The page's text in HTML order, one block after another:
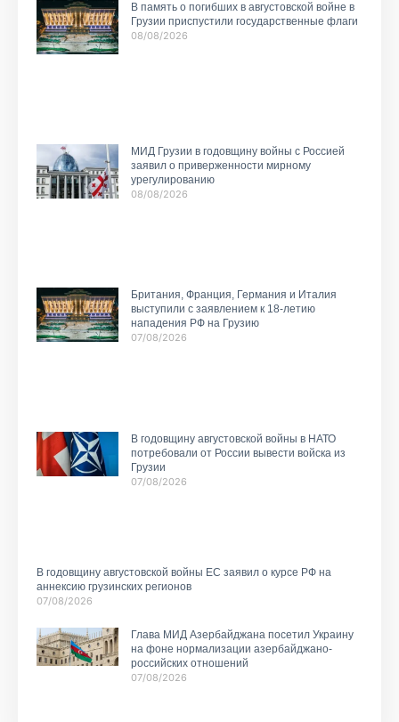
В память о погибших в августовской войне в
Грузии приспустили государственные флаги
08/08/2026
МИД Грузии в годовщину войны с Россией
заявил о приверженности мирному
урегулированию
08/08/2026
Британия, Франция, Германия и Италия
выступили с заявлением к 18-летию
нападения РФ на Грузию
07/08/2026
В годовщину августовской войны в НАТО
потребовали от России вывести войска из
Грузии
07/08/2026
В годовщину августовской войны ЕС заявил о курсе РФ на
аннексию грузинских регионов
07/08/2026
Глава МИД Азербайджана посетил Украину
на фоне нормализации азербайджано-
российских отношений
07/08/2026